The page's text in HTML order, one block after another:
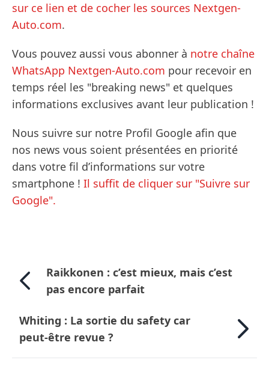
sur ce lien et de cocher les sources Nextgen-
Auto.com.
Vous pouvez aussi vous abonner à notre chaîne
WhatsApp Nextgen-Auto.com pour recevoir en
temps réel les "breaking news" et quelques
informations exclusives avant leur publication !
Nous suivre sur notre Profil Google afin que
nos news vous soient présentées en priorité
dans votre fil d’informations sur votre
smartphone ! Il suffit de cliquer sur "Suivre sur
Google".
Raikkonen : c’est mieux, mais c’est
pas encore parfait
Whiting : La sortie du safety car
peut-être revue ?